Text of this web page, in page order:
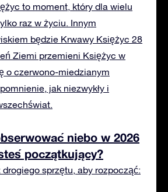
to moment, który dla wielu
raz w życiu. Innym
będzie Krwawy Księżyc 28
Ziemi przemieni Księżyc w
o czerwono-miedzianym
jak niezwykły i
niebo w 2026
początkujący?
sprzętu, aby rozpocząć: